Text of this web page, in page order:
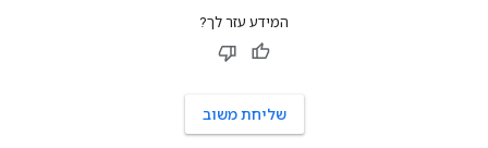
המידע עזר לך?
שליחת משוב